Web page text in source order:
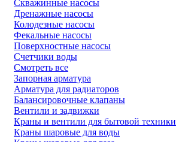
Скважинные насосы
Дренажные насосы
Колодезные насосы
Фекальные насосы
Поверхностные насосы
Счетчики воды
Смотреть все
Запорная арматура
Арматура для радиаторов
Балансировочные клапаны
Вентили и задвижки
Краны и вентили для бытовой техники
Краны шаровые для воды